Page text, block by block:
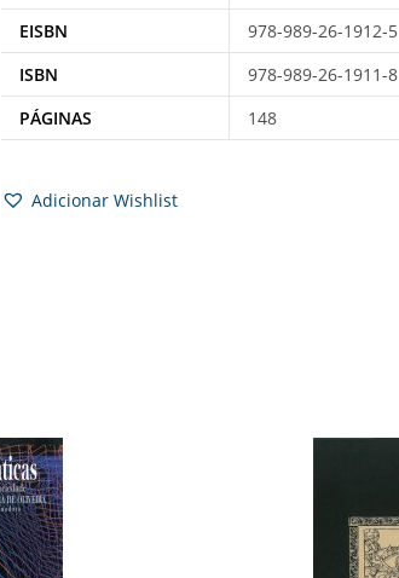
EISBN
978-989-26-1912-5
ISBN
978-989-26-1911-8
PÁGINAS
148
Adicionar Wishlist